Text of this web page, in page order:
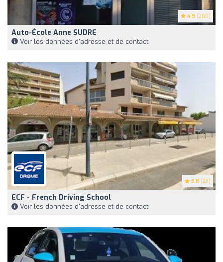
4.9 (200)
Auto-École Anne SUDRE
Voir les données d'adresse et de contact
3.8 (23)
ECF - French Driving School
Voir les données d'adresse et de contact